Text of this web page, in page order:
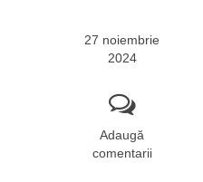
27 noiembrie
2024
Adaugă
comentarii